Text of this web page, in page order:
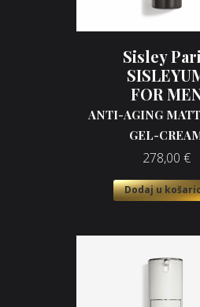
Sisley
FOR
ANTI-AGING
GEL-
278,00 €
Dodaj u